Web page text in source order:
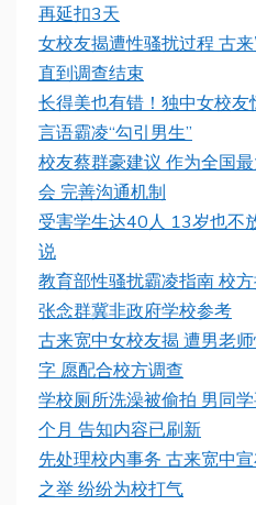
再延扣3天
女校友揭遭性骚扰过程 古
直到调查结束
长得美也有错！独中女校
言语霸凌“勾引男生”
校友蔡群豪建议 作为全国
会 完善沟通机制
受害学生达40人 13岁也不
说
教育部性骚扰霸凌指南 校
张念群冀非政府学校参考
古来宽中女校友揭 遭男老
字 愿配合校方调查
学校厕所洗澡被偷拍 男同
个月 告知内容已刷新
先处理校内事务 古来宽中
之举 纷纷为校打气